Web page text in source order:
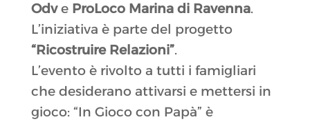
Odve ProLoco Marina di Ravenna.
L’iniziativa è parte del progetto
“Ricostruire Relazioni”.
L’evento è rivolto a tutti i famigliari
che desiderano attivarsi e mettersi in
gioco: “In Gioco con Papà” è